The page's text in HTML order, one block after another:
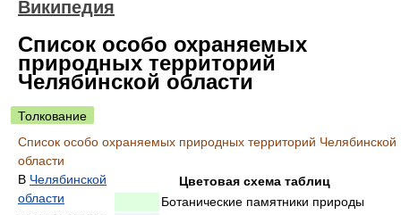
Википедия
Список особо охраняемых
природных территорий
Челябинской области
Толкование
Список особо охраняемых природных территорий Челябинской
области
Цветовая схема таблиц
Ботанические памятники природы
В Челябинской
области